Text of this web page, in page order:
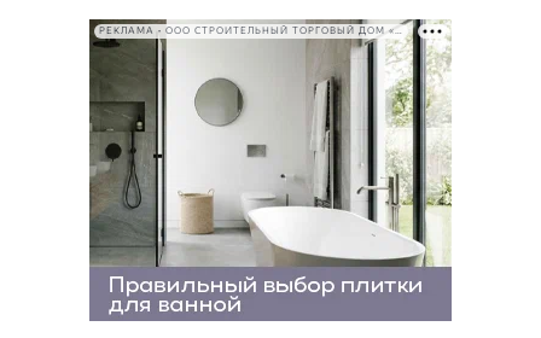
РЕКЛАМА • ООО СТРОИТЕЛЬНЫЙ ТОРГОВЫЙ ДОМ «ПЕТРОВИЧ». ИНН: 7802348846